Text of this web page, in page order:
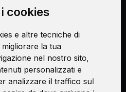
cookies
e altre tecniche di
la tua
nel nostro sito,
personalizzati e
analizzare il traffico sul
di reclamo
dei dati personali
e privacy